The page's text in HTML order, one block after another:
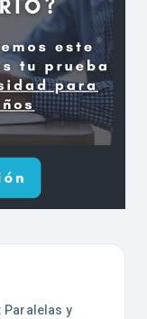
Paralelas y